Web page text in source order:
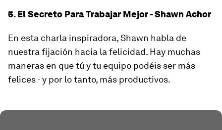
5. El Secreto Para Trabajar Mejor - Shawn Achor
En esta charla inspiradora, Shawn habla de
nuestra fijación hacia la felicidad. Hay muchas
maneras en que tú y tu equipo podéis ser más
felices - y por lo tanto, más productivos.